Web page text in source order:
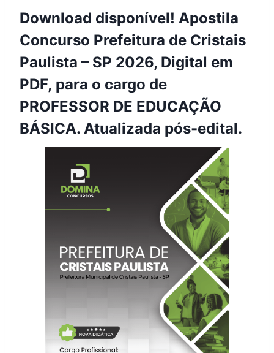
Download disponível! Apostila
Concurso Prefeitura de Cristais
Paulista – SP 2026, Digital em
PDF, para o cargo de
PROFESSOR DE EDUCAÇÃO
BÁSICA. Atualizada pós-edital.